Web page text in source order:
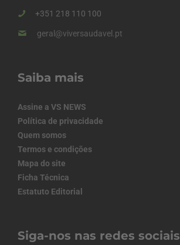
+351 218 110 100
geral@viversaudavel.pt
Saiba mais
Assine a VS NEWS
Política de privacidade
Quem somos
Termos e condições
Mapa do site
Ficha Técnica
Estatuto Editorial
Siga-nos nas redes sociais